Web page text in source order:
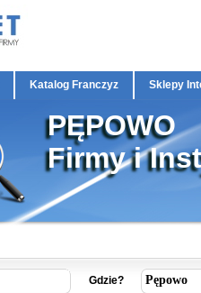
Katalog Franczyz Sklepy
PĘPOWO
Firmy i
Gdzie?